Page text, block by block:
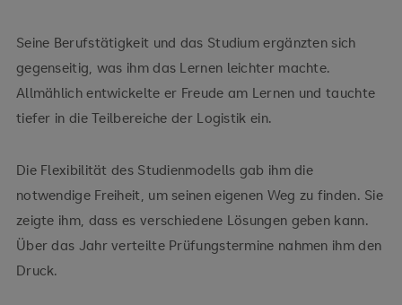
Seine Berufstätigkeit und das Studium ergänzten sich
gegenseitig, was ihm das Lernen leichter machte.
Allmählich entwickelte er Freude am Lernen und tauchte
tiefer in die Teilbereiche der Logistik ein.
Die Flexibilität des Studienmodells gab ihm die
notwendige Freiheit, um seinen eigenen Weg zu finden. Sie
zeigte ihm, dass es verschiedene Lösungen geben kann.
Über das Jahr verteilte Prüfungstermine nahmen ihm den
Druck.